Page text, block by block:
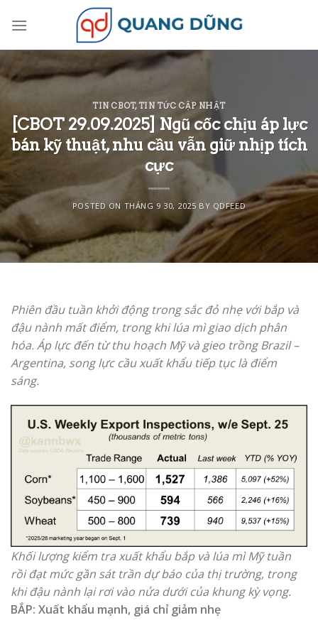
TIN CBOT, TIN TỨC CẬP NHẬT
[CBOT 29.09.2025] Ngũ cốc chịu áp lực
bán kỹ thuật, nhu cầu vẫn giữ nhịp tích
cực
POSTED ON THÁNG 9 30, 2025 BY QDFEED
Phiên đầu tuần khởi động trong sắc đỏ nhẹ với bắp và
đậu nành mất điểm, trong khi lúa mì giao dịch phân
hóa. Áp lực đến từ thu hoạch Mỹ và gieo trồng Brazil –
Argentina, song lực cầu xuất khẩu tiếp tục là điểm
sáng.
Khối lượng kiểm tra xuất khẩu bắp và lúa mì Mỹ tuần
rồi đạt mức gần sát trần dự báo của thị trường, trong
khi đậu nành lại rơi vào nửa dưới của khung kỳ vọng.
BẮP: Xuất khẩu mạnh, giá chỉ giảm nhẹ